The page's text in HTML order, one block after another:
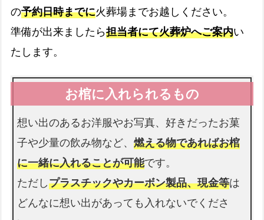
最大3日分まで無料です
故人様を収めるお棺です
仏衣
納棺時にお着せします
書類手続き代行
書類手続きはすべて代行します
の予約日時までに火葬場までお越しください。
準備が出来ましたら担当者にて火葬炉へご案内い
たします。
想い出のあるお洋服やお写真、好きだったお菓
子や少量の飲み物など、燃える物であればお棺
に一緒に入れることが可能です。
ただしプラスチックやカーボン製品、現金等は
どんなに想い出があっても入れないでくださ